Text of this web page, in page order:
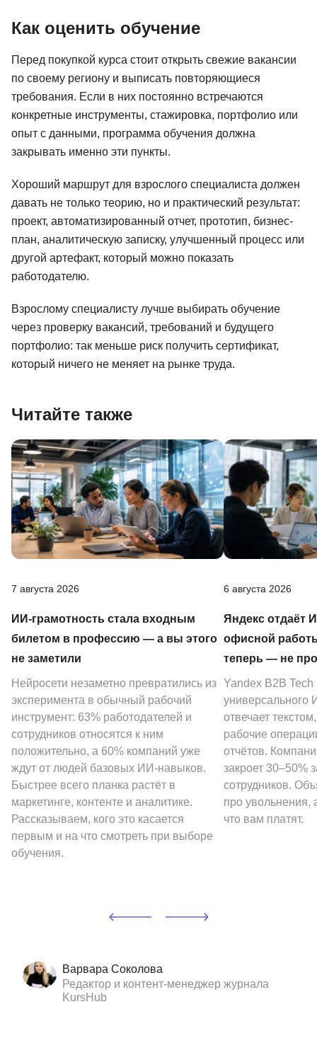
Как оценить обучение
Перед покупкой курса стоит открыть свежие вакансии
по своему региону и выписать повторяющиеся
требования. Если в них постоянно встречаются
конкретные инструменты, стажировка, портфолио или
опыт с данными, программа обучения должна
закрывать именно эти пункты.
Хороший маршрут для взрослого специалиста должен
давать не только теорию, но и практический результат:
проект, автоматизированный отчет, прототип, бизнес-
план, аналитическую записку, улучшенный процесс или
другой артефакт, который можно показать
работодателю.
Взрослому специалисту лучше выбирать обучение
через проверку вакансий, требований и будущего
портфолио: так меньше риск получить сертификат,
который ничего не меняет на рынке труда.
Читайте также
7 августа 2026
ИИ-грамотность стала входным
билетом в профессию — а вы этого
не заметили
Нейросети незаметно превратились из
эксперимента в обычный рабочий
инструмент: 63% работодателей и
сотрудников относятся к ним
положительно, а 60% компаний уже
ждут от людей базовых ИИ-навыков.
Быстрее всего планка растёт в
маркетинге, контенте и аналитике.
Рассказываем, кого это касается
первым и на что смотреть при выборе
обучения.
6 августа 2026
Яндекс отдаёт
офисной
теперь — не
Yandex B2B Tech
универсального
отвечает
рабочие
отчётов.
закроет 30–50%
сотрудников.
про увольнения,
что вам платят.
Варвара Соколова
Редактор и контент-менеджер журнала
KursHub